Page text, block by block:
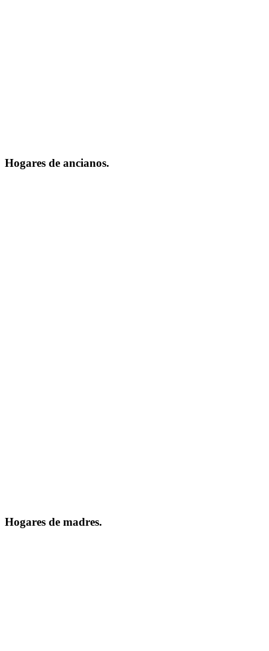
Hogares de ancianos.
Hogares de madres.